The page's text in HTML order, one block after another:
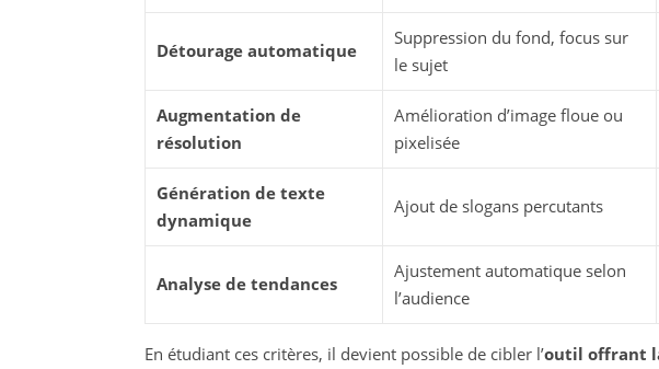
Détourage automatique
Suppression du fond, focus sur
le sujet
Augmentation de
résolution
Amélioration d’image floue ou
pixelisée
Génération de texte
dynamique
Ajout de slogans percutants
Analyse de tendances
Ajustement automatique selon
l’audience
En étudiant ces critères, il devient possible de cibler l’outil offrant